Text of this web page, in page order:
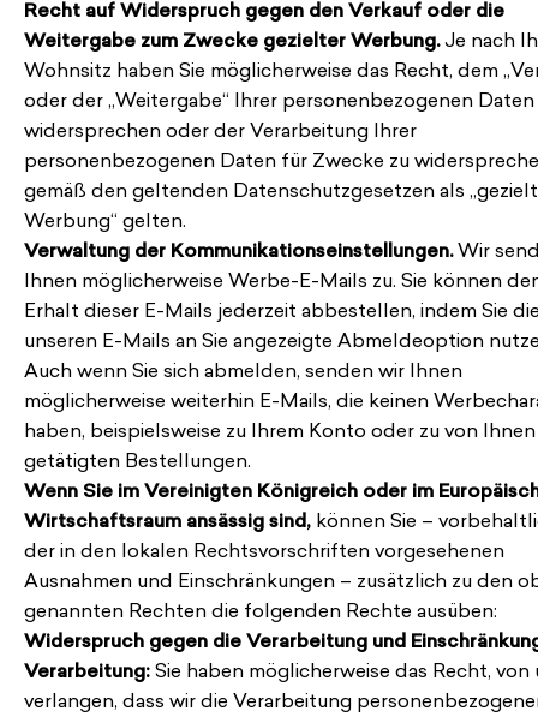
Recht auf Widerspruch gegen den Verkauf oder die
Weitergabe zum Zwecke gezielter Werbung.Je nach
Wohnsitz haben Sie möglicherweise das Recht, dem
oder der „Weitergabe“ Ihrer personenbezogenen Daten
widersprechen oder der Verarbeitung Ihrer
personenbezogenen Daten für Zwecke zu
gemäß den geltenden Datenschutzgesetzen als
Werbung“ gelten.
Verwaltung der Kommunikationseinstellungen.Wir
Ihnen möglicherweise Werbe-E-Mails zu. Sie können
Erhalt dieser E-Mails jederzeit abbestellen, indem Sie
unseren E-Mails an Sie angezeigte Abmeldeoption
Auch wenn Sie sich abmelden, senden wir Ihnen
möglicherweise weiterhin E-Mails, die keinen
haben, beispielsweise zu Ihrem Konto oder zu von Ihnen
getätigten Bestellungen.
Wenn Sie im Vereinigten Königreich oder im
Wirtschaftsraum ansässig sind, können Sie –
der in den lokalen Rechtsvorschriften vorgesehenen
Ausnahmen und Einschränkungen – zusätzlich zu den
genannten Rechten die folgenden Rechte ausüben:
Widerspruch gegen die Verarbeitung und
Verarbeitung: Sie haben möglicherweise das Recht, von
verlangen, dass wir die Verarbeitung